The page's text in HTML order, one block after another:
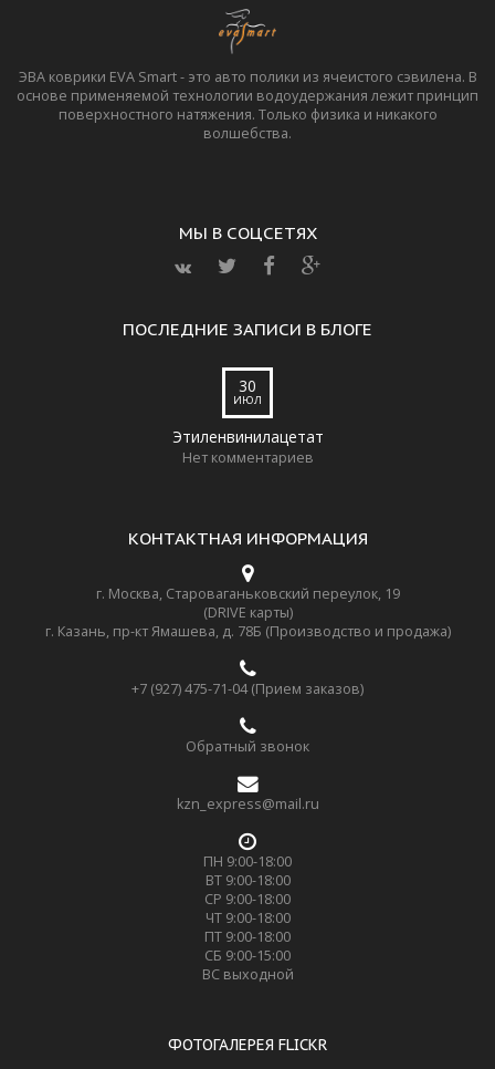
ЭВА коврики EVA Smart - это авто полики из ячеистого сэвилена. В
основе применяемой технологии водоудержания лежит принцип
поверхностного натяжения. Только физика и никакого
волшебства.
МЫ В СОЦСЕТЯХ
ПОСЛЕДНИЕ ЗАПИСИ В БЛОГЕ
30
ИЮЛ
Этиленвинилацетат
Нет комментариев
КОНТАКТНАЯ ИНФОРМАЦИЯ
г. Москва, Староваганьковский переулок, 19
(DRIVE карты)
г. Казань, пр-кт Ямашева, д. 78Б (Производство и продажа)
+7 (927) 475-71-04 (Прием заказов)
Обратный звонок
kzn_express@mail.ru
ПН 9:00-18:00
ВТ 9:00-18:00
СР 9:00-18:00
ЧТ 9:00-18:00
ПТ 9:00-18:00
СБ 9:00-15:00
ВС выходной
ФОТОГАЛЕРЕЯ FLICKR